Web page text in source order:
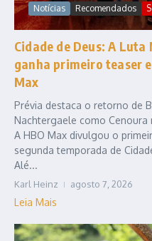
Notícias Recomendados
Cidade de Deus: A
ganha primeiro teaser
Max
Prévia destaca o retorno de
Nachtergaele como Cenoura
A HBO Max divulgou o
segunda temporada de
Alé...
Karl Heinz agosto 7, 2026
Leia Mais